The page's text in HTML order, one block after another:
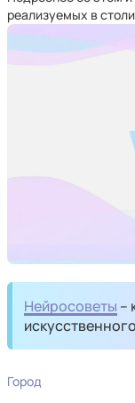
реализуемых в
Нейросоветы –
Город